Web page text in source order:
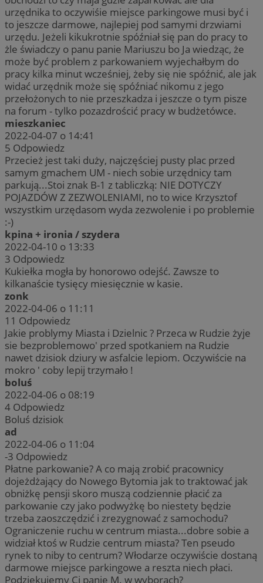
urzędnika to oczywiśie miejsce parkingowe musi być i
to jeszcze darmowe, najlepiej pod samymi drzwiami
urzędu. Jeżeli kikukrotnie spóźniał się pan do pracy to
żle świadczy o panu panie Mariuszu bo Ja wiedząc, że
może być problem z parkowaniem wyjechałbym do
pracy kilka minut wcześniej, żeby się nie spóźnić, ale jak
widać urzędnik może się spóźniać nikomu z jego
przełożonych to nie przeszkadza i jeszcze o tym pisze
na forum - tylko pozazdrościć pracy w budżetówce.
mieszkaniec
2022-04-07 o 14:41
5 Odpowiedz
Przecież jest taki duży, najczęściej pusty plac przed
samym gmachem UM - niech sobie urzędnicy tam
parkują...Stoi znak B-1 z tabliczką: NIE DOTYCZY
POJAZDÓW Z ZEZWOLENIAMI, no to wice Krzysztof
wszystkim urzędasom wyda zezwolenie i po problemie
:-)
kpina + ironia / szydera
2022-04-10 o 13:33
3 Odpowiedz
Kukiełka mogła by honorowo odejść. Zawsze to
kilkanaście tysięcy miesięcznie w kasie.
zonk
2022-04-06 o 11:11
11 Odpowiedz
Jakie problymy Miasta i Dzielnic ? Przeca w Rudzie żyje
sie bezproblemowo' przed spotkaniem na Rudzie
nawet dzisiok dziury w asfalcie lepiom. Oczywiście na
mokro ' coby lepij trzymało !
boluś
2022-04-06 o 08:19
4 Odpowiedz
Boluś dzisiok
ad
2022-04-06 o 11:04
-3 Odpowiedz
Płatne parkowanie? A co mają zrobić pracownicy
dojeżdżający do Nowego Bytomia jak to traktować jak
obniżkę pensji skoro muszą codziennie płacić za
parkowanie czy jako podwyżkę bo niestety będzie
trzeba zaoszczędzić i zrezygnować z samochodu?
Ograniczenie ruchu w centrum miasta...dobre sobie a
widział ktoś w Rudzie centrum miasta? Ten pseudo
rynek to niby to centrum? Włodarze oczywiście dostaną
darmowe miejsce parkingowe a reszta niech płaci.
Podziękujemy Ci panie M. w wyborach?